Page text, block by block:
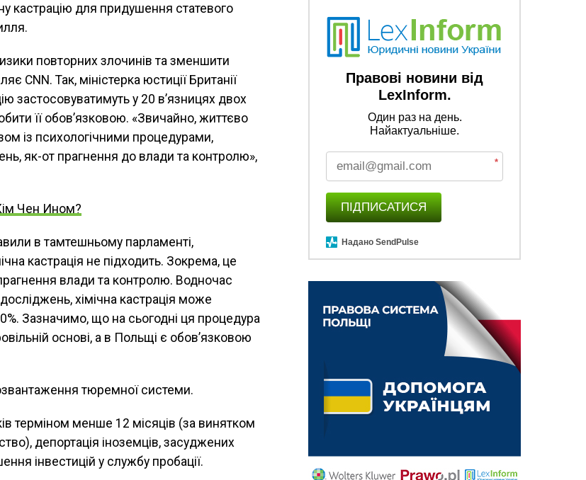
кастрацію для придушення статевого
повторних злочинів та зменшити
CNN. Так, міністерка юстиції Британії
застосовуватимуть у 20 в’язницях двох
її обов’язковою. «Звичайно, життєво
із психологічними процедурами,
як-от прагнення до влади та контролю»,
Чен Ином?
в тамтешньому парламенті,
кастрація не підходить. Зокрема, це
влади та контролю. Водночас
хімічна кастрація може
Зазначимо, що на сьогодні ця процедура
основі, а в Польщі є обов’язковою
тюремної системи.
терміном менше 12 місяців (за винятком
депортація іноземців, засуджених
інвестицій у службу пробації.
Правові новини від
LexInform.
Один раз на день.
Найактуальніше.
*
ПІДПИСАТИСЯ
Надано SendPulse